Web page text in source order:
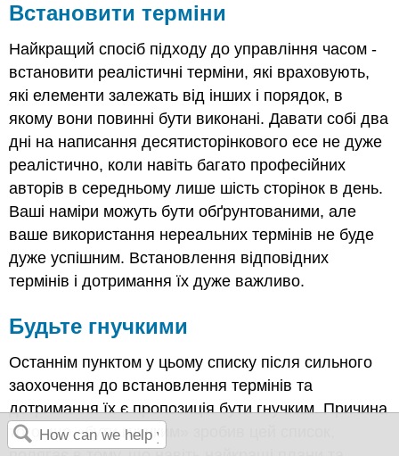
Встановити терміни
Найкращий спосіб підходу до управління часом -
встановити реалістичні терміни, які враховують,
які елементи залежать від інших і порядок, в
якому вони повинні бути виконані. Давати собі два
дні на написання десятисторінкового есе не дуже
реалістично, коли навіть багато професійних
авторів в середньому лише шість сторінок в день.
Ваші наміри можуть бути обґрунтованими, але
ваше використання нереальних термінів не буде
дуже успішним. Встановлення відповідних
термінів і дотримання їх дуже важливо.
Будьте гнучкими
Останнім пунктом у цьому списку після сильного
заохочення до встановлення термінів та
дотримання їх є пропозиція бути гнучким. Причина
того, що «бути гнучким» зробив цей список,